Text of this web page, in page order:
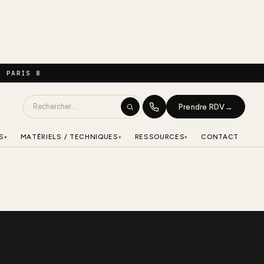
PARIS 8
Prendre RDV →
▾ MATÉRIELS / TECHNIQUES▾ RESSOURCES▾ CONTACT